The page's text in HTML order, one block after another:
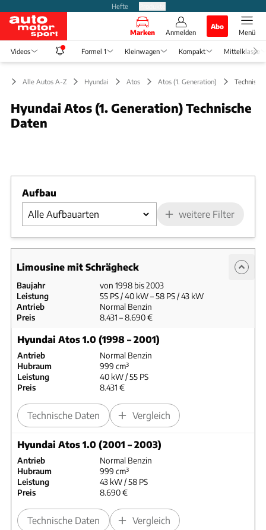
Hefte
Marken Anmelden
Abo
Menü
Videos Formel 1 Kleinwagen Kompakt Mittelklasse
Alle Autos A-Z Hyundai Atos Atos (1. Generation)
Hyundai Atos (1. Generation) Technische
Daten
Aufbau
weitere Filter
Limousine mit Schrägheck
Baujahr
von 1998 bis 2003
Leistung
55 PS / 40 kW – 58 PS / 43 kW
Antrieb
Normal Benzin
Preis
8.431 – 8.690 €
Hyundai Atos 1.0 (1998 – 2001)
Antrieb
Normal Benzin
Hubraum
999 cm³
Leistung
40 kW / 55 PS
Preis
8.431 €
Technische Daten Vergleich
Hyundai Atos 1.0 (2001 – 2003)
Antrieb
Normal Benzin
Hubraum
999 cm³
Leistung
43 kW / 58 PS
Preis
8.690 €
Technische Daten Vergleich